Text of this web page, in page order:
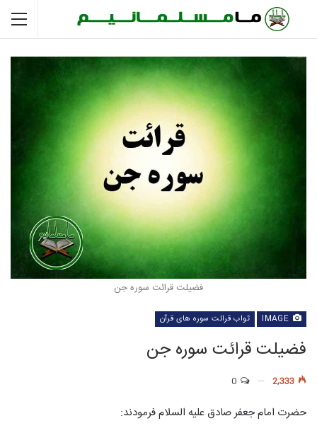
فضیلت قرائت سوره جن
ثواب قرائت سوره های قرآن
فضیلت قرائت سوره جن
حضرت امام جعفر صادق علیه السلام فرمودند: